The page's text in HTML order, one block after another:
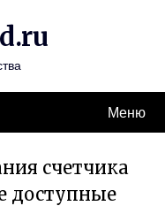
Меню
счетчика
доступные